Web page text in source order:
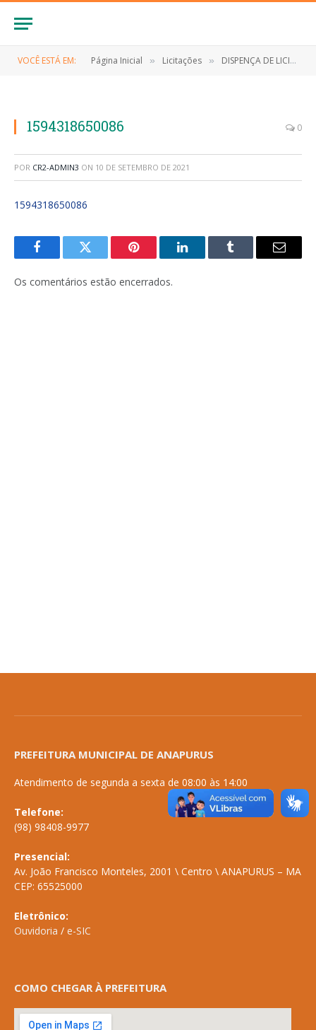
VOCÊ ESTÁ EM: Página Inicial » Licitações » DISPENÇA DE LICITAÇÃO Nº 005/2020 (Aquisição de cesta básica a serem distribuídas às pessoas atingidas pelas situações de anormalidade instaladas no município de Anapurus, medidas de enfrentamento à Novo Coronavírus (Covid-19), e chuvas intensas))
1594318650086 0
POR CR2-ADMIN3 ON 10 DE SETEMBRO DE 2021
1594318650086
FacebookTwitter Pinterest LinkedInTumblr
E-
Os comentários estão encerrados.
PREFEITURA MUNICIPAL DE ANAPURUS
Atendimento de segunda a sexta de 08:00 às 14:00
Telefone:
(98) 98408-9977
Presencial:
Av. João Francisco Monteles, 2001 \ Centro \ ANAPURUS – MA
CEP: 65525000
Eletrônico:
Ouvidoria / e-SIC
COMO CHEGAR À PREFEITURA